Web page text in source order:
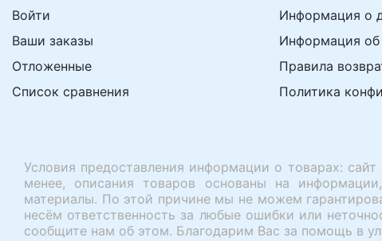
Войти
Ваши заказы
Отложенные
Список сравнения
Информация о
Информация об
Правила
Политика
Условия предоставления информации о товарах:
менее, описания товаров основаны на
материалы. По этой причине мы не можем
несём ответственность за любые ошибки или
сообщите нам об этом. Благодарим Вас за помощь в